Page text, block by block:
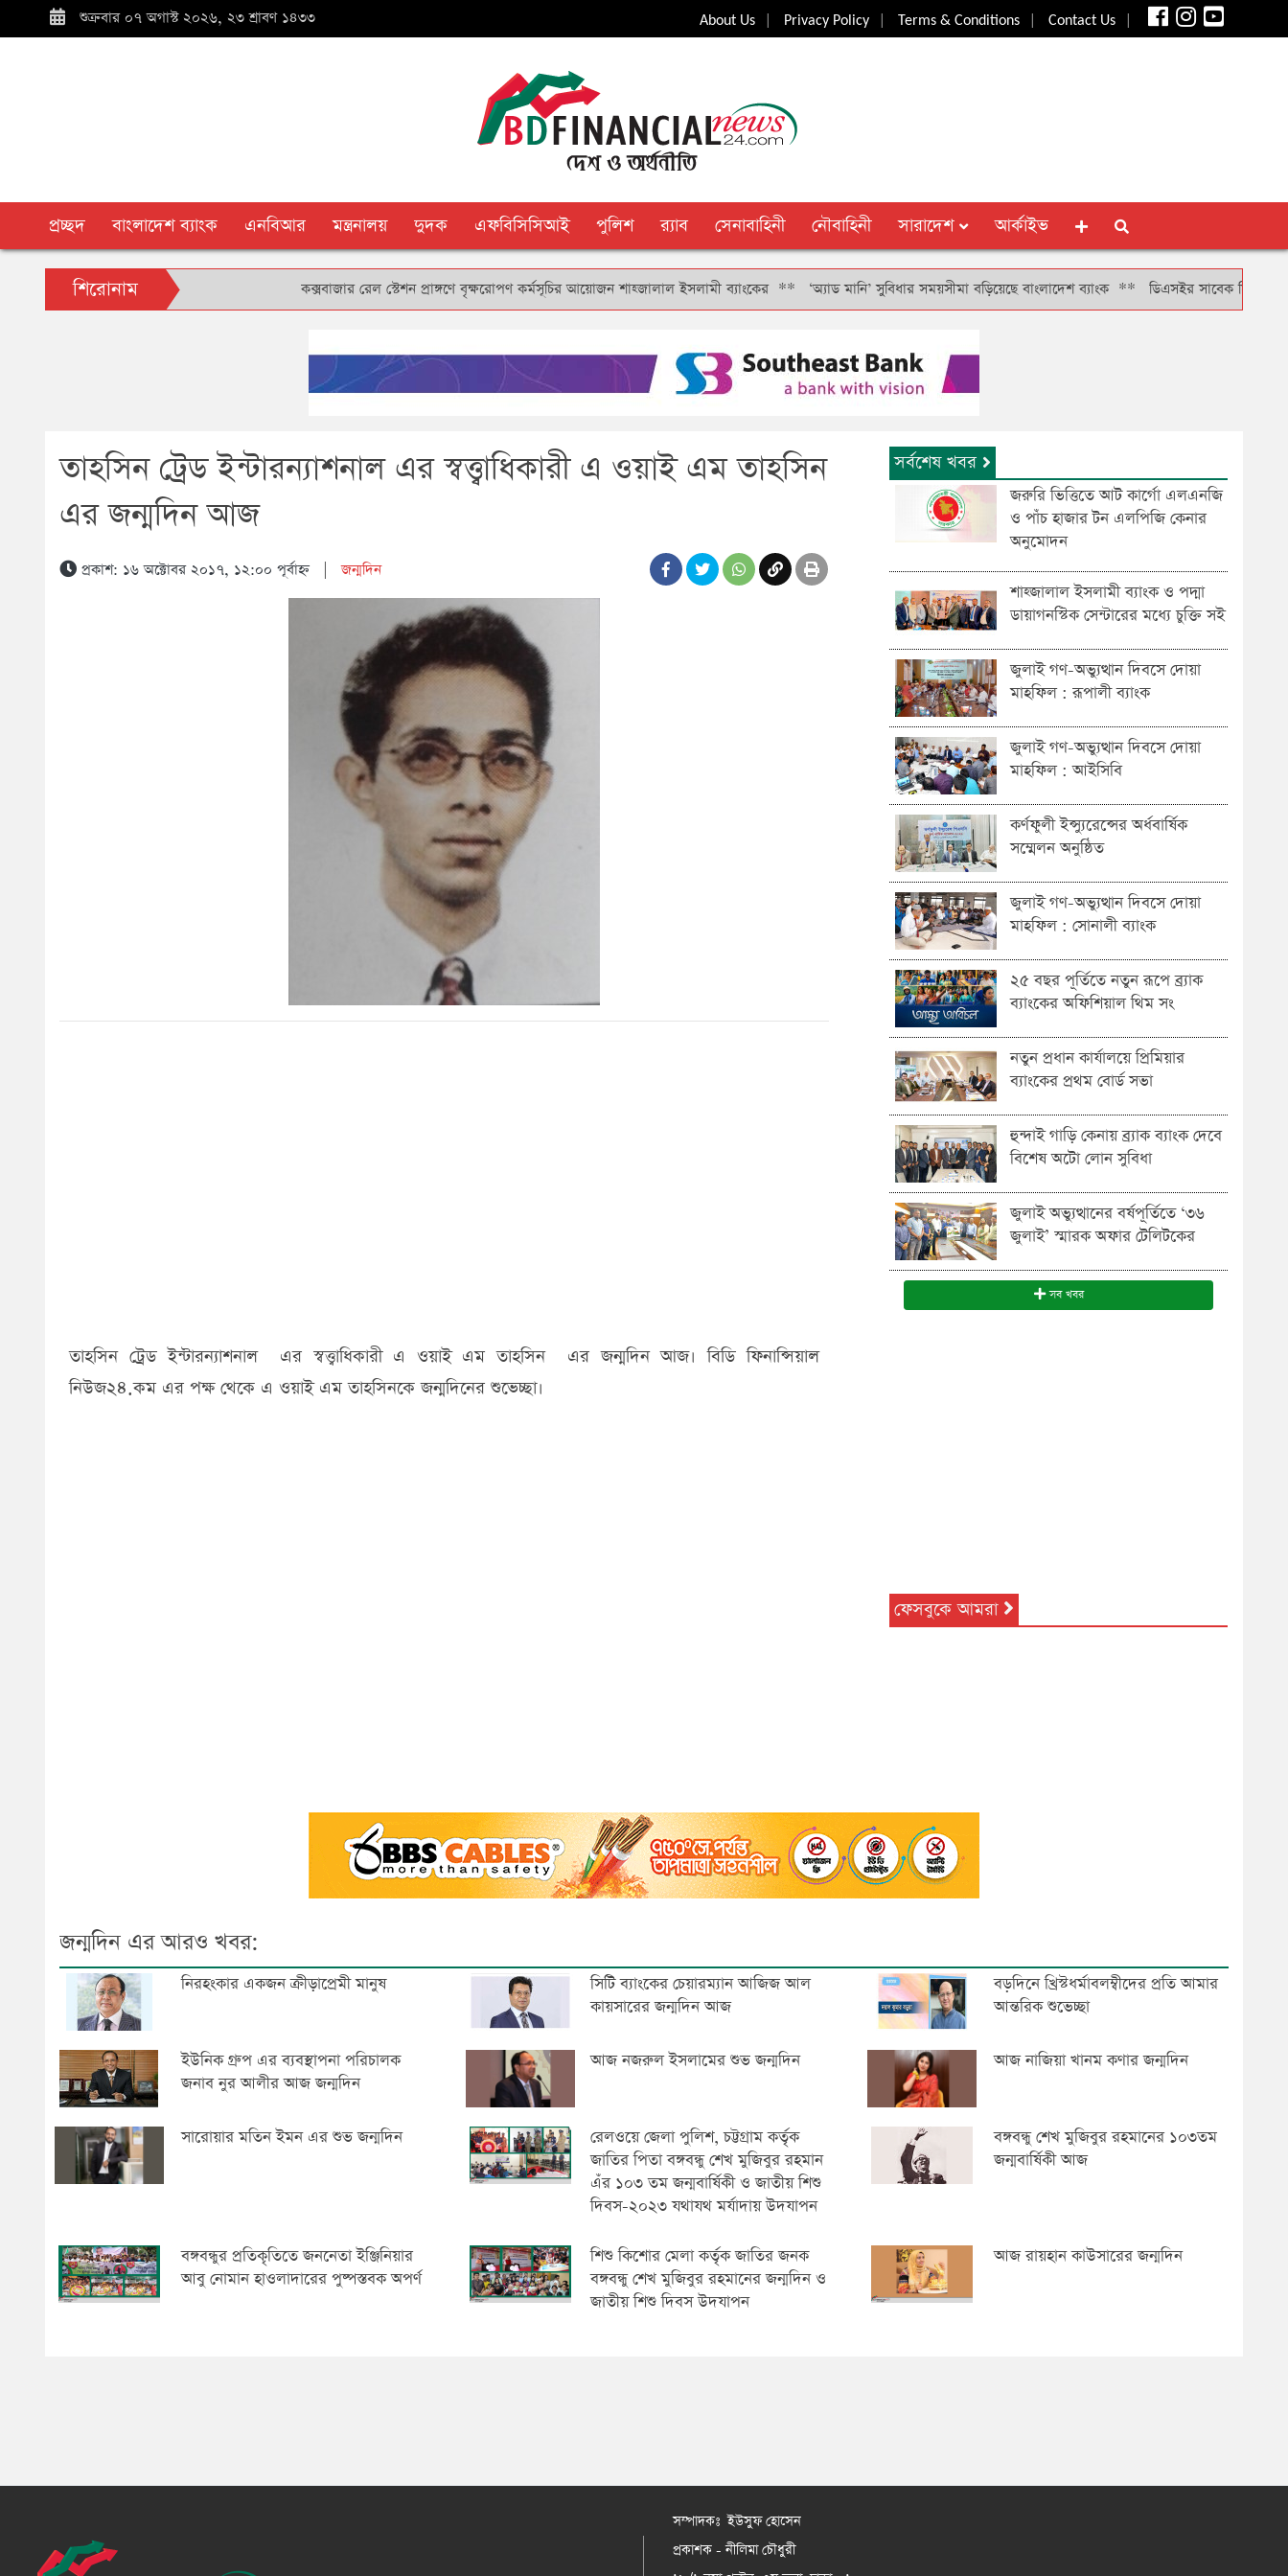
শুক্রবার ০৭ অগাস্ট ২০২৬, ২৩ শ্রাবণ ১৪৩৩ About Us| Privacy Policy| Terms & Conditions| Contact Us|
প্রচ্ছদ বাংলাদেশ ব্যাংক এনবিআর মন্ত্রনালয় দুদক এফবিসিসিআই পুলিশ র‍্যাব সেনাবাহিনী নৌবাহিনী সারাদেশ আর্কাইভ
শিরোনাম কক্সবাজার রেল স্টেশন প্রাঙ্গণে বৃক্ষরোপণ কর্মসূচির আয়োজন শাহ্জালাল ইসলামী ব্যাংকের**‘অ্যাড মানি’ সুবিধার সময়সীমা বড়িয়েছে বাংলাদেশ ব্যাংক**ডিএসইর সাবেক সিআরও খাইরুল
তাহসিন ট্রেড ইন্টারন্যাশনাল এর স্বত্ত্বাধিকারী এ ওয়াই এম তাহসিন
এর জন্মদিন আজ
প্রকাশ: ১৬ অক্টোবর ২০১৭, ১২:০০ পূর্বাহ্ন|জন্মদিন
তাহসিন ট্রেড ইন্টারন্যাশনাল এর স্বত্ত্বাধিকারী এ ওয়াই এম তাহসিন এর জন্মদিন আজ। বিডি ফিনান্সিয়াল
নিউজ২৪.কম এর পক্ষ থেকে এ ওয়াই এম তাহসিনকে জন্মদিনের শুভেচ্ছা।
সর্বশেষ খবর
জরুরি ভিত্তিতে আট কার্গো এলএনজি
ও পাঁচ হাজার টন এলপিজি কেনার
অনুমোদন
শাহ্জালাল ইসলামী ব্যাংক ও পদ্মা
ডায়াগনস্টিক সেন্টারের মধ্যে চুক্তি সই
জুলাই গণ-অভ্যুত্থান দিবসে দোয়া
মাহফিল : রূপালী ব্যাংক
জুলাই গণ-অভ্যুত্থান দিবসে দোয়া
মাহফিল : আইসিবি
কর্ণফুলী ইন্স্যুরেন্সের অর্ধবার্ষিক
সম্মেলন অনুষ্ঠিত
জুলাই গণ-অভ্যুত্থান দিবসে দোয়া
মাহফিল : সোনালী ব্যাংক
২৫ বছর পূর্তিতে নতুন রূপে ব্র্যাক
ব্যাংকের অফিশিয়াল থিম সং
নতুন প্রধান কার্যালয়ে প্রিমিয়ার
ব্যাংকের প্রথম বোর্ড সভা
হুন্দাই গাড়ি কেনায় ব্র্যাক ব্যাংক দেবে
বিশেষ অটো লোন সুবিধা
জুলাই অভ্যুত্থানের বর্ষপূর্তিতে ‘৩৬
জুলাই’ স্মারক অফার টেলিটকের
সব খবর
ফেসবুকে আমরা
জন্মদিন এর আরও খবর:
নিরহংকার একজন ক্রীড়াপ্রেমী মানুষ
সিটি ব্যাংকের চেয়ারম্যান আজিজ আল
কায়সারের জন্মদিন আজ
বড়দিনে খ্রিস্টধর্মাবলম্বীদের প্রতি আমার
আন্তরিক শুভেচ্ছা
ইউনিক গ্রুপ এর ব্যবস্থাপনা পরিচালক
জনাব নুর আলীর আজ জন্মদিন
আজ নজরুল ইসলামের শুভ জন্মদিন আজ নাজিয়া খানম কণার জন্মদিন
সারোয়ার মতিন ইমন এর শুভ জন্মদিন
রেলওয়ে জেলা পুলিশ, চট্টগ্রাম কর্তৃক
জাতির পিতা বঙ্গবন্ধু শেখ মুজিবুর রহমান
এঁর ১০৩ তম জন্মবার্ষিকী ও জাতীয় শিশু
দিবস-২০২৩ যথাযথ মর্যাদায় উদযাপন
বঙ্গবন্ধু শেখ মুজিবুর রহমানের ১০৩তম
জন্মবার্ষিকী আজ
বঙ্গবন্ধুর প্রতিকৃতিতে জননেতা ইঞ্জিনিয়ার
আবু নোমান হাওলাদারের পুষ্পস্তবক অপর্ণ
শিশু কিশোর মেলা কর্তৃক জাতির জনক
বঙ্গবন্ধু শেখ মুজিবুর রহমানের জন্মদিন ও
জাতীয় শিশু দিবস উদযাপন
আজ রায়হান কাউসারের জন্মদিন
সম্পাদকঃ ইউসুফ হোসেন
প্রকাশক - নীলিমা চৌধুরী